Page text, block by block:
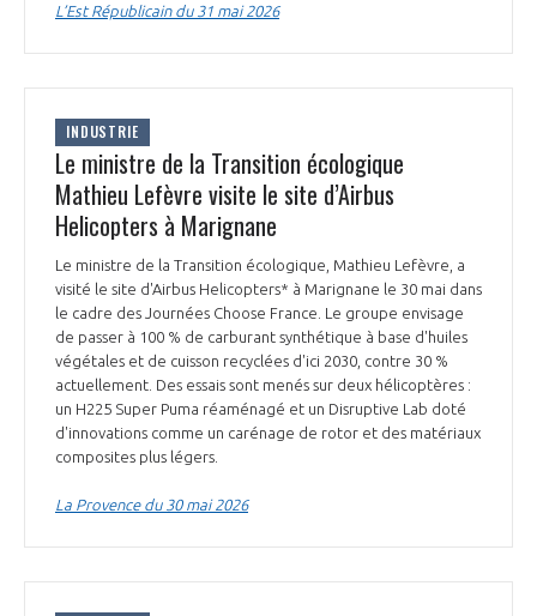
L’Est Républicain du 31 mai 2026
INDUSTRIE
Le ministre de la Transition écologique
Mathieu Lefèvre visite le site d’Airbus
Helicopters à Marignane
Le ministre de la Transition écologique, Mathieu Lefèvre, a
visité le site d'Airbus Helicopters* à Marignane le 30 mai dans
le cadre des Journées Choose France. Le groupe envisage
de passer à 100 % de carburant synthétique à base d'huiles
végétales et de cuisson recyclées d'ici 2030, contre 30 %
actuellement. Des essais sont menés sur deux hélicoptères :
un H225 Super Puma réaménagé et un Disruptive Lab doté
d'innovations comme un carénage de rotor et des matériaux
composites plus légers.
La Provence du 30 mai 2026